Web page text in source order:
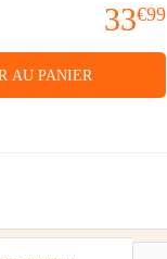
33€99
AU PANIER